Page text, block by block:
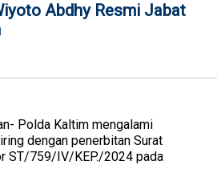
Abdhy Resmi Jabat
Polda Kaltim mengalami
dengan penerbitan Surat
ST/759/IV/KEP./2024 pada